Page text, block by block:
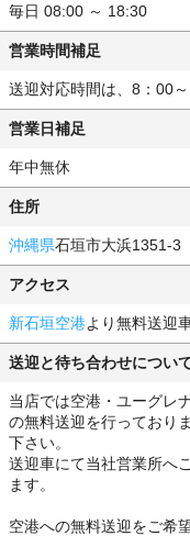
毎日 08:00 ～ 18:30
営業時間補足
送迎対応時間は、8：00
営業日補足
年中無休
住所
沖縄県石垣市大浜1351-3
アクセス
新石垣空港より無料送迎
送迎と待ち合わせについ
当店では空港・ユーグレ
の無料送迎を行っており
下さい。
送迎車にて当社営業所へ
ます。
空港への無料送迎をご希